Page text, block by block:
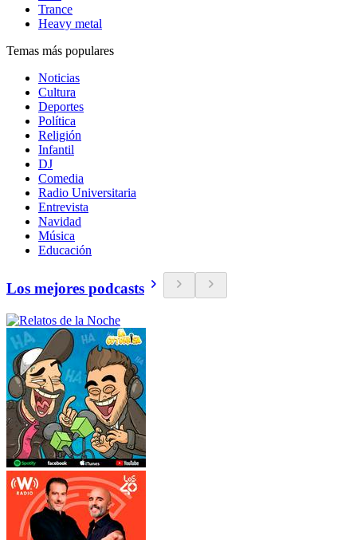
Trance
Heavy metal
Temas más populares
Noticias
Cultura
Deportes
Política
Religión
Infantil
DJ
Comedia
Radio Universitaria
Entrevista
Navidad
Música
Educación
Los mejores podcasts